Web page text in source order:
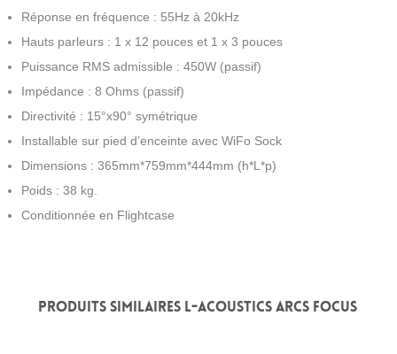
Réponse en fréquence : 55Hz à 20kHz
Hauts parleurs : 1 x 12 pouces et 1 x 3 pouces
Puissance RMS admissible : 450W (passif)
Impédance : 8 Ohms (passif)
Directivité : 15°x90° symétrique
Installable sur pied d’enceinte avec WiFo Sock
Dimensions : 365mm*759mm*444mm (h*L*p)
Poids : 38 kg.
Conditionnée en Flightcase
PRODUITS SIMILAIRES L-ACOUSTICS ARCS FOCUS